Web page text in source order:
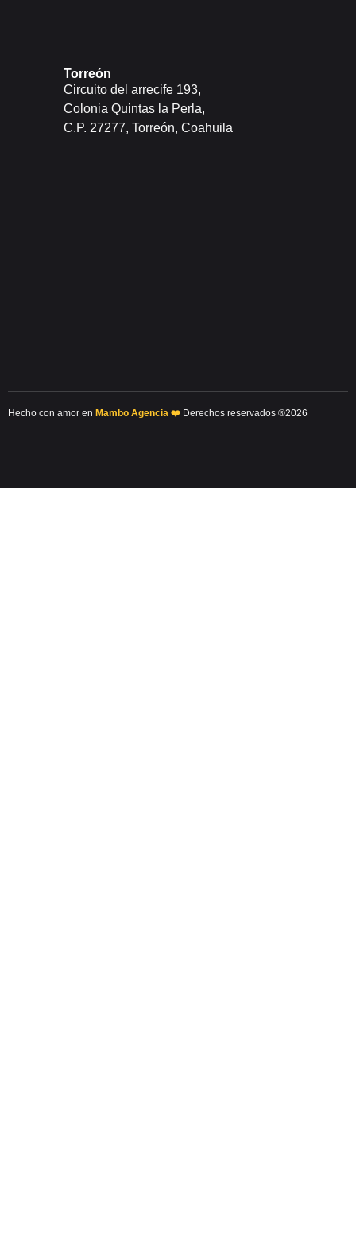
Torreón
Circuito del arrecife 193,
Colonia Quintas la Perla,
C.P. 27277, Torreón, Coahuila
Hecho con amor en Mambo Agencia ❤️ Derechos reservados ®2026